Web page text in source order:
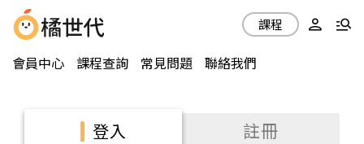
會員中心 課程查詢 常見問題 聯絡我們
課程
登入 註冊